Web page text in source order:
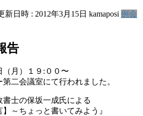
新日時 : 2012年3月15日 kamaposi 例会
告
（月）１９:００〜
二会議室にて行われました。
士の保坂一成氏による
】～ちょっと書いてみよう』